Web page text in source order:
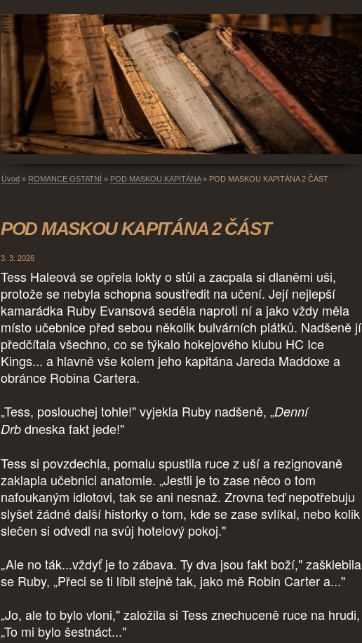
Úvod » ROMANCE OSTATNÍ » POD MASKOU KAPITÁNA» POD MASKOU KAPITÁNA 2 ČÁST
POD MASKOU KAPITÁNA 2 ČÁST
3. 3. 2026
Tess Haleová se opřela lokty o stůl a zacpala si dlaněmi uši,
protože se nebyla schopna soustředit na učení. Její nejlepší
kamarádka Ruby Evansová seděla naproti ní a jako vždy měla
místo učebnice před sebou několik bulvárních plátků. Nadšeně jí
předčítala všechno, co se týkalo hokejového klubu HC Ice
Kings... a hlavně vše kolem jeho kapitána Jareda Maddoxe a
obránce Robina Cartera.
„Tess, poslouchej tohle!" vyjekla Ruby nadšeně, „Denní
Drb dneska fakt jede!"
Tess si povzdechla, pomalu spustila ruce z uší a rezignovaně
zaklapla učebnici anatomie. „Jestli je to zase něco o tom
nafoukaným idiotovi, tak se ani nesnaž. Zrovna teď nepotřebuju
slyšet žádné další historky o tom, kde se zase svlíkal, nebo kolik
slečen si odvedl na svůj hotelový pokoj."
„Ale no ták...vždyť je to zábava. Ty dva jsou fakt boží," zašklebila
se Ruby, „Přeci se ti líbil stejně tak, jako mě Robin Carter a..."
„Jo, ale to bylo vloni," založila si Tess znechuceně ruce na hrudi,
„To mi bylo šestnáct..."